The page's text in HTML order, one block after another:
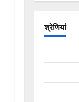
श्रेणियां